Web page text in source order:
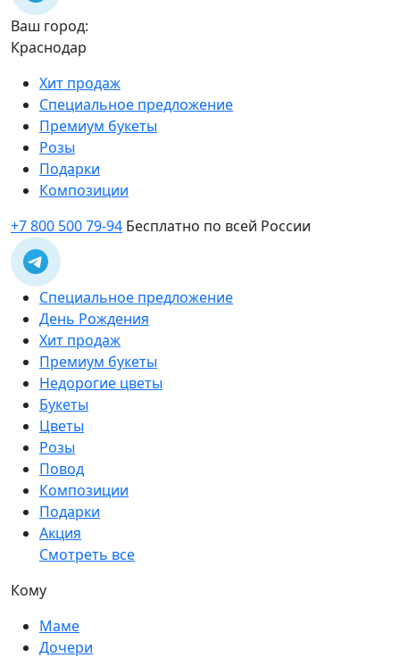
Ваш город:
Краснодар
Хит продаж
Специальное предложение
Премиум букеты
Розы
Подарки
Композиции
+7 800 500 79-94 Бесплатно по всей России
Специальное предложение
День Рождения
Хит продаж
Премиум букеты
Недорогие цветы
Букеты
Цветы
Розы
Повод
Композиции
Подарки
Акция
Смотреть все
Кому
Маме
Дочери